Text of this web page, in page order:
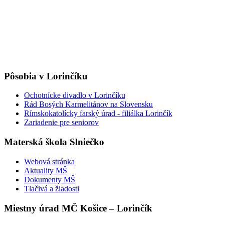
Pôsobia v Lorinčíku
Ochotnícke divadlo v Lorinčíku
Rád Bosých Karmelitánov na Slovensku
Rímskokatolícky farský úrad - filiálka Lorinčík
Zariadenie pre seniorov
Materská škola Slniečko
Webová stránka
Aktuality MŠ
Dokumenty MŠ
Tlačivá a žiadosti
Miestny úrad MČ Košice – Lorinčík